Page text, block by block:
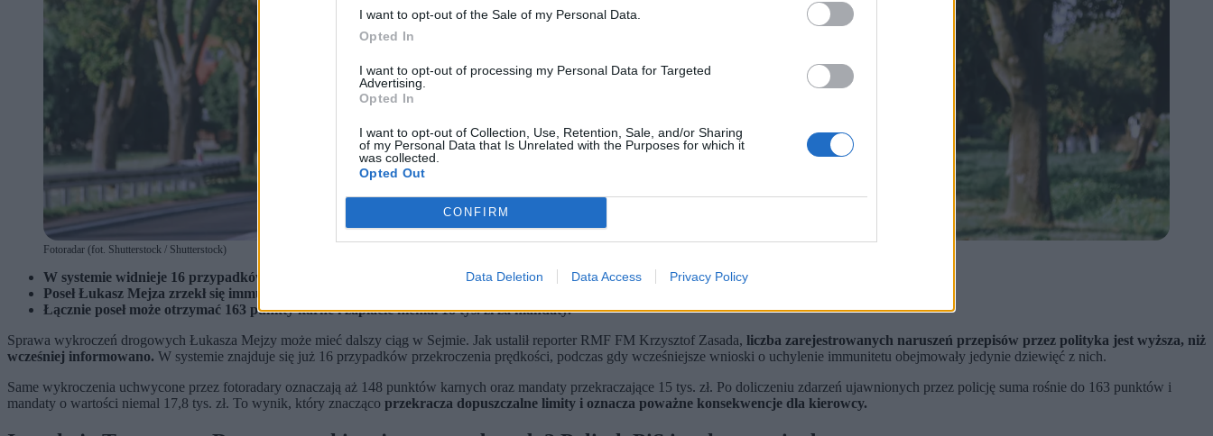
I want to opt-out of the Sale of my Personal Data.
Opted In
I want to opt-out of processing my Personal Data for Targeted
Advertising.
Opted In
I want to opt-out of Collection, Use, Retention, Sale, and/or Sharing
of my Personal Data that Is Unrelated with the Purposes for which it
was collected.
Opted Out
CONFIRM
Data Deletion Data Access Privacy Policy
Fotoradar (fot. Shutterstock / Shutterstock)
W systemie widnieje 16 przypadków przekroczenia prędkości przez polityka Prawa i Sprawiedliwości.
Poseł Łukasz Mejza zrzekł się immunitetu w związku ze zdarzeniami drogowymi.
Łącznie poseł może otrzymać 163 punkty karne i zapłacić niemal 18 tys. zł za mandaty.
Sprawa wykroczeń drogowych Łukasza Mejzy może mieć dalszy ciąg w Sejmie. Jak ustalił reporter RMF FM Krzysztof Zasada, liczba zarejestrowanych naruszeń przepisów przez polityka jest wyższa, niż
wcześniej informowano. W systemie znajduje się już 16 przypadków przekroczenia prędkości, podczas gdy wcześniejsze wnioski o uchylenie immunitetu obejmowały jedynie dziewięć z nich.
Same wykroczenia uchwycone przez fotoradary oznaczają aż 148 punktów karnych oraz mandaty przekraczające 15 tys. zł. Po doliczeniu zdarzeń ujawnionych przez policję suma rośnie do 163 punktów i
mandaty o wartości niemal 17,8 tys. zł. To wynik, który znacząco przekracza dopuszczalne limity i oznacza poważne konsekwencje dla kierowcy.